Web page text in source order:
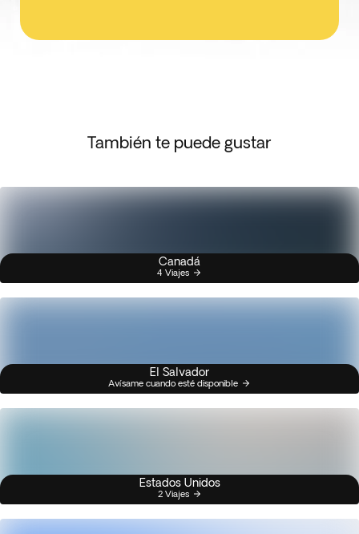
También te puede gustar
Canadá
4 Viajes
El Salvador
Avísame cuando esté disponible
Estados Unidos
2 Viajes